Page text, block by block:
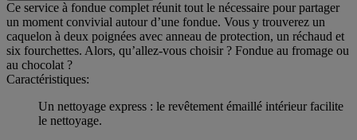
Ce service à fondue complet réunit tout le nécessaire pour partager
un moment convivial autour d’une fondue. Vous y trouverez un
caquelon à deux poignées avec anneau de protection, un réchaud et
six fourchettes. Alors, qu’allez-vous choisir ? Fondue au fromage ou
au chocolat ?
Caractéristiques:
Un nettoyage express : le revêtement émaillé intérieur facilite
le nettoyage.